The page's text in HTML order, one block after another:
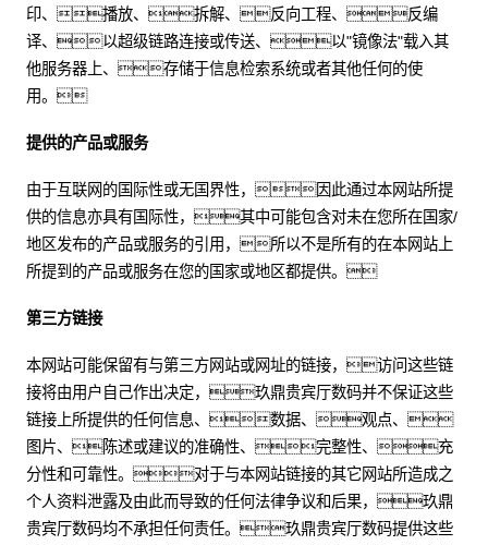
印、播放、拆解、反向工程、反编
译、以超级链路连接或传送、以"镜像法"载入其
他服务器上、存储于信息检索系统或者其他任何的使
用。
提供的产品或服务
由于互联网的国际性或无国界性，因此通过本网站所提
供的信息亦具有国际性，其中可能包含对未在您所在国家/
地区发布的产品或服务的引用，所以不是所有的在本网站上
所提到的产品或服务在您的国家或地区都提供。
第三方链接
本网站可能保留有与第三方网站或网址的链接，访问这些链
接将由用户自己作出决定，玖鼎贵宾厅数码并不保证这些
链接上所提供的任何信息、数据、观点、
图片、陈述或建议的准确性、完整性、充
分性和可靠性。对于与本网站链接的其它网站所造成之
个人资料泄露及由此而导致的任何法律争议和后果，玖鼎
贵宾厅数码均不承担任何责任。玖鼎贵宾厅数码提供这些